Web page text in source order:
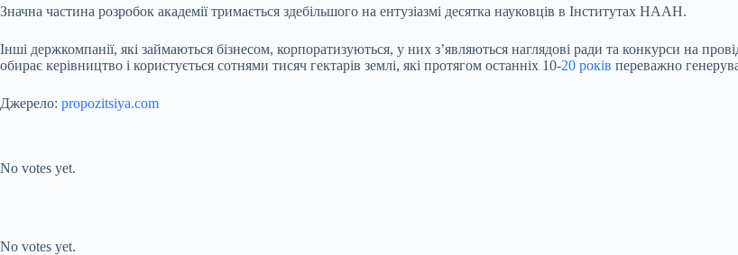
Значна частина розробок академії тримається здебільшого на ентузіазмі десятка науковців в Інститутах НААН.
Інші держкомпанії, які займаються бізнесом, корпоратизуються, у них з’являються наглядові ради та конкурси на
обирає керівництво і користується сотнями тисяч гектарів землі, які протягом останніх 10-20 років переважно
Джерело: propozitsiya.com
No votes yet.
No votes yet.